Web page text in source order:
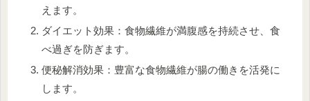
えます。
ダイエット効果：食物繊維が満腹感を持続させ、食
べ過ぎを防ぎます。
便秘解消効果：豊富な食物繊維が腸の働きを活発に
します。